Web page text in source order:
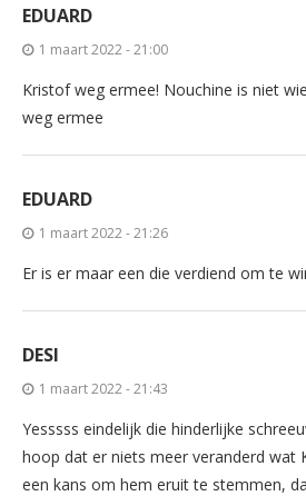
EDUARD
1 maart 2022 - 21:00
Kristof weg ermee! Nouchine is niet
weg ermee
EDUARD
1 maart 2022 - 21:26
Er is er maar een die verdiend om te
DESI
1 maart 2022 - 21:43
Yesssss eindelijk die hinderlijke
hoop dat er niets meer veranderd wat
een kans om hem eruit te stemmen,